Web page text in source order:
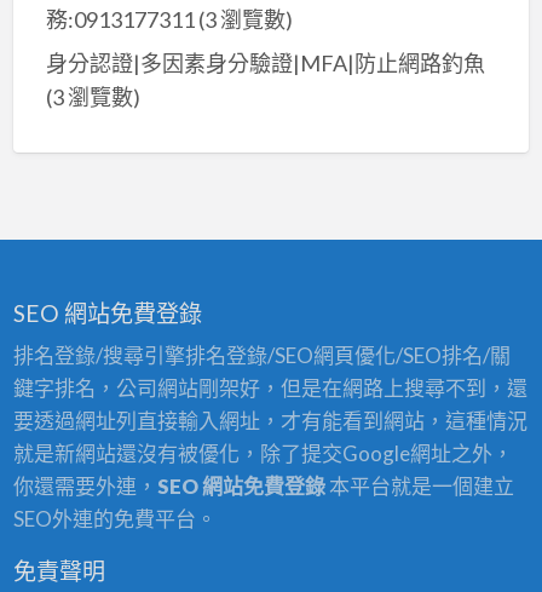
務:0913177311(3 瀏覽數)
身分認證|多因素身分驗證|MFA|防止網路釣魚
(3 瀏覽數)
SEO 網站免費登錄
排名登錄/搜尋引擎排名登錄/SEO網頁優化/SEO排名/關
鍵字排名，公司網站剛架好，但是在網路上搜尋不到，還
要透過網址列直接輸入網址，才有能看到網站，這種情況
就是新網站還沒有被優化，除了提交Google網址之外，
你還需要外連， SEO 網站免費登錄本平台就是一個建立
SEO外連的免費平台。
免責聲明